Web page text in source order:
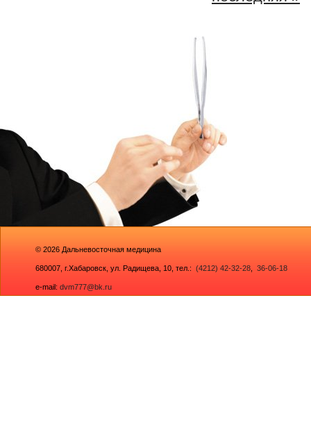
© 2026 Дальневосточная медицина
680007, г.Хабаровск, ул. Радищева, 10 , тел.: (4212) 42-32-28 36-06-18
e-mail: dvm777@bk.ru